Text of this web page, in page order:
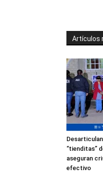
Artículos
“tienditas”
aseguran
efectivo